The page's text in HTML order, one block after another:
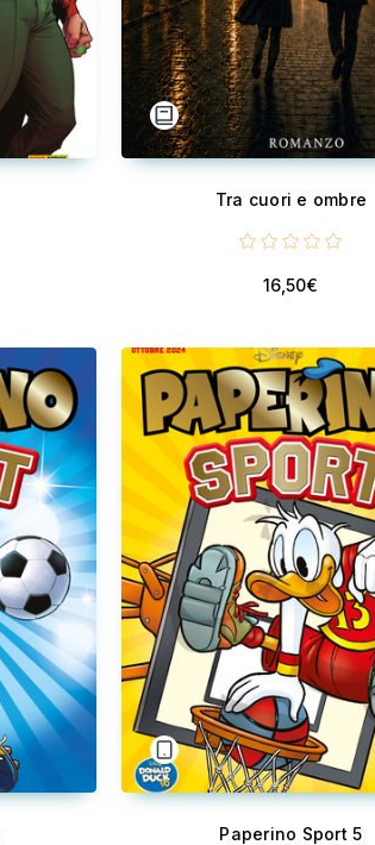
Tra cuori e ombre
16,50€
Paperino Sport 5